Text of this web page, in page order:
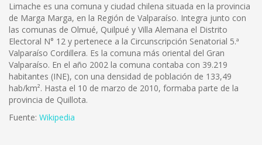
Limache es una comuna y ciudad chilena situada en la provincia
de Marga Marga, en la Región de Valparaíso. Integra junto con
las comunas de Olmué, Quilpué y Villa Alemana el Distrito
Electoral N° 12 y pertenece a la Circunscripción Senatorial 5.ª
Valparaíso Cordillera. Es la comuna más oriental del Gran
Valparaíso. En el año 2002 la comuna contaba con 39.219
habitantes (INE), con una densidad de población de 133,49
hab/km². Hasta el 10 de marzo de 2010, formaba parte de la
provincia de Quillota.
Fuente: Wikipedia